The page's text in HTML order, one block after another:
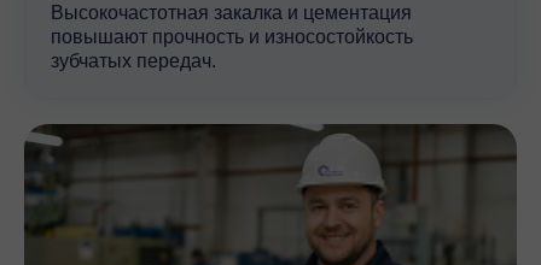
Высокочастотная закалка и цементация
повышают прочность и износостойкость
зубчатых передач.